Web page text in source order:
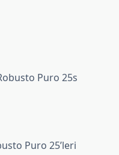
Puro 25s
Puro 25’leri